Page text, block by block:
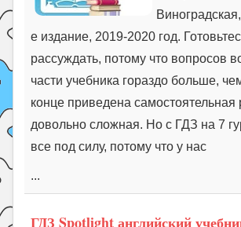
е издание, 2019-2020 год.
рассуждать, потому что вопросов
части учебника гораздо больше,
конце приведена самостоятельная
довольно сложная. Но с ГДЗ на 7
все под силу, потому что у нас
...
ГДЗ Spotlight английский